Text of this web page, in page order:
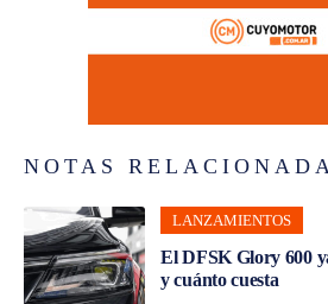
NOTAS
LANZAMIENTOS
El DFSK Glory 600
y cuánto cuesta